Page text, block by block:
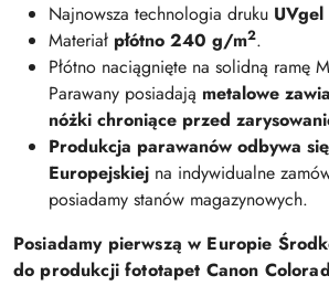
Najnowsza technologia druku UVgel
Materiał płótno 240 g/m2.
Płótno naciągnięte na solidną ramę
Parawany posiadają metalowe
nóżki chroniące przed
Produkcja parawanów odbywa
Europejskiej na indywidualne
posiadamy stanów magazynowych.
Posiadamy pierwszą w Europie
do produkcji fototapet Canon